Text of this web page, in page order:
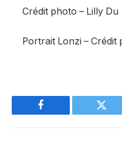
Crédit photo – Lilly Du
Portrait Lonzi –
Facebook